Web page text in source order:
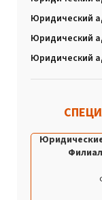
Юридический
Юридический
Юридический